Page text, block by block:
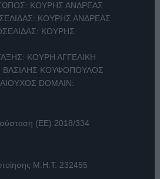
ΚΟΥΡΗΣ ΑΝΔΡΕΑΣ
ΚΟΥΡΗΣ ΑΝΔΡΕΑΣ
ΚΟΥΡΗΣ
ΚΟΥΡΗ ΑΓΓΕΛΙΚΗ
ΒΑΣΙΛΗΣ ΚΟΥΦΟΠΟΥΛΟΣ
DOMAIN:
(ΕΕ) 2018/334
Μ.Η.Τ. 232455